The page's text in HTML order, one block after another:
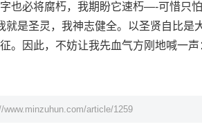
也必将腐朽，我期盼它速朽—-可惜只
就是圣灵，我神志健全。以圣贤自比是
。因此，不妨让我先血气方刚地喊一
www.minzuhun.com/article/1259